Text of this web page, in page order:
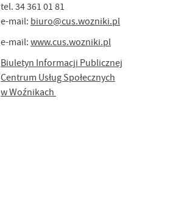
tel. 34 361 01 81
e-mail: biuro@cus.wozniki.pl
e-mail: www.cus.wozniki.pl
Biuletyn Informacji Publicznej
Centrum Usług Społecznych
w Woźnikach